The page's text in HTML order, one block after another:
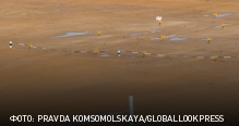
ФОТО: PRAVDA KOMSOMOLSKAYA/GLOBALLOOKPRESS